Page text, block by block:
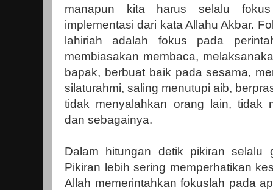
manapun kita harus selalu
implementasi dari kata Allahu Akbar.
lahiriah adalah fokus pada
membiasakan membaca,
bapak, berbuat baik pada sesama,
silaturahmi, saling menutupi aib,
tidak menyalahkan orang lain, tidak
dan sebagainya.
Dalam hitungan detik pikiran selalu
Pikiran lebih sering memperhatikan
Allah memerintahkan fokuslah pada